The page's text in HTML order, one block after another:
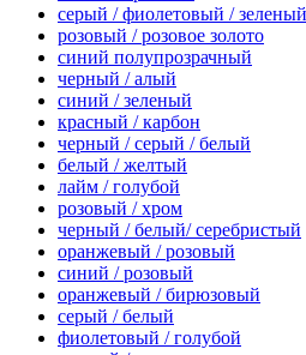
серый / фиолетовый / зеленый
розовый / розовое золото
синий полупрозрачный
черный / алый
синий / зеленый
красный / карбон
черный / серый / белый
белый / желтый
лайм / голубой
розовый / хром
черный / белый/ серебристый
оранжевый / розовый
синий / розовый
оранжевый / бирюзовый
серый / белый
фиолетовый / голубой